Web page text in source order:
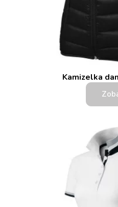
Kamizelka